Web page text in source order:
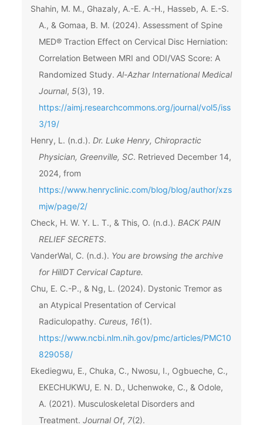
Shahin, M. M., Ghazaly, A.-E. A.-H., Hasseb, A. E.-S.
A., & Gomaa, B. M. (2024). Assessment of Spine
MED® Traction Effect on Cervical Disc Herniation:
Correlation Between MRI and ODI/VAS Score: A
Randomized Study. Al-Azhar International Medical
Journal, 5(3), 19.
https://aimj.researchcommons.org/journal/vol5/iss
3/19/
Henry, L. (n.d.). Dr. Luke Henry, Chiropractic
Physician, Greenville, SC. Retrieved December 14,
2024, from
https://www.henryclinic.com/blog/blog/author/xzs
mjw/page/2/
Check, H. W. Y. L. T., & This, O. (n.d.). BACK PAIN
RELIEF SECRETS.
VanderWal, C. (n.d.). You are browsing the archive
for HillDT Cervical Capture.
Chu, E. C.-P., & Ng, L. (2024). Dystonic Tremor as
an Atypical Presentation of Cervical
Radiculopathy. Cureus, 16(1).
https://www.ncbi.nlm.nih.gov/pmc/articles/PMC10
829058/
Ekediegwu, E., Chuka, C., Nwosu, I., Ogbueche, C.,
EKECHUKWU, E. N. D., Uchenwoke, C., & Odole,
A. (2021). Musculoskeletal Disorders and
Treatment. Journal Of, 7(2).